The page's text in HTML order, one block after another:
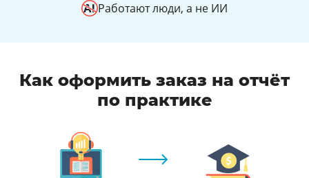
Работают люди, а не ИИ
Как оформить заказ на отчёт
по практике